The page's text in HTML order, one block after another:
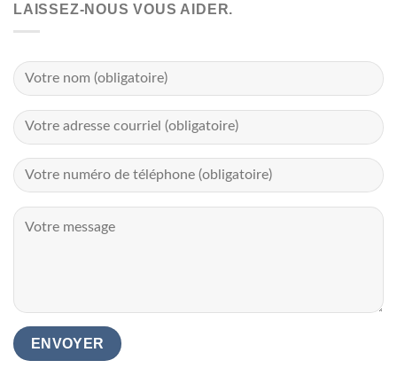
LAISSEZ-NOUS VOUS AIDER.